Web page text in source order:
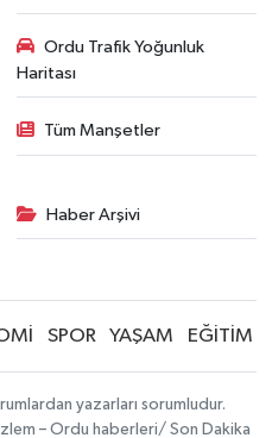
Ordu Trafik Yoğunluk
Haritası
Tüm Manşetler
Haber Arşivi
SPOR YAŞAM EĞİTİM
yazarları sorumludur.
– Ordu haberleri/ Son Dakika